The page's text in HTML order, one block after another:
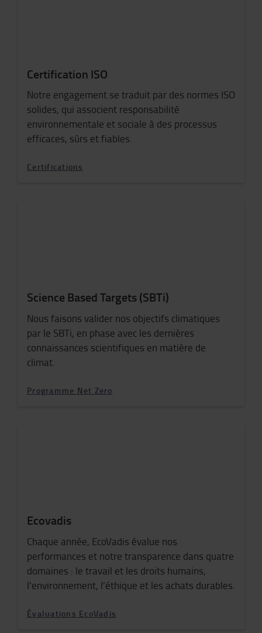
Certification ISO
Notre engagement se traduit par des normes ISO
solides, qui associent responsabilité
environnementale et sociale à des processus
efficaces, sûrs et fiables.
Certifications
Science Based Targets (SBTi)
Nous faisons valider nos objectifs climatiques
par le SBTi, en phase avec les dernières
connaissances scientifiques en matière de
climat.
Programme Net Zero
Ecovadis
Chaque année, EcoVadis évalue nos
performances et notre transparence dans quatre
domaines : le travail et les droits humains,
l’environnement, l’éthique et les achats durables.
Évaluations EcoVadis